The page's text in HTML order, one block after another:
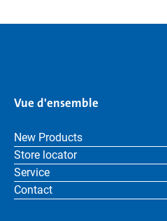
Vue d'ensemble
New Products
Store locator
Service
Contact